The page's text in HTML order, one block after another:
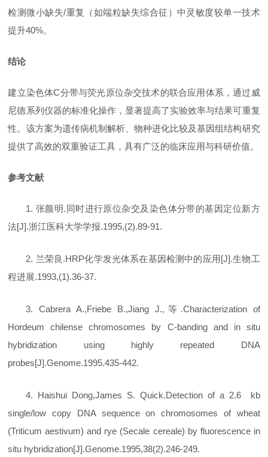
检测微小缺失/重复（如端粒缺失综合征）中灵敏度较单一技术
提升40%。
结论
建立染色体C分带与荧光原位杂交技术的联合应用体系，通过威
尼德系列仪器的标准化操作，显著提高了实验效率与结果可重复
性。该方案为遗传病机制解析、物种进化比较及基因组结构研究
提供了高效的双重验证工具，具有广泛的临床应用与科研价值。
参考文献
1. 张颜明.同时进行原位杂交及染色体分带的基因定位新方
法[J].浙江医科大学学报.1995,(2).89-91.
2. 兰荣良.HRP化学发光体系在基因检测中的应用[J].生物工
程进展.1993,(1).36-37.
3. Cabrera A.,Friebe B.,Jiang J.,等.Characterization of
Hordeum chilense chromosomes by C-banding and in situ
hybridization using highly repeated DNA
probes[J].Genome.1995.435-442.
4. Haishui Dong,James S. Quick.Detection of a 2.6 kb
single/low copy DNA sequence on chromosomes of wheat
(Triticum aestivum) and rye (Secale cereale) by fluorescence in
situ hybridization[J].Genome.1995,38(2).246-249.